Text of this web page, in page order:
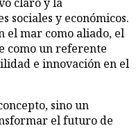
sociales y económicos.
el mar como aliado, el
como un referente
e innovación en el
sino un
el futuro de